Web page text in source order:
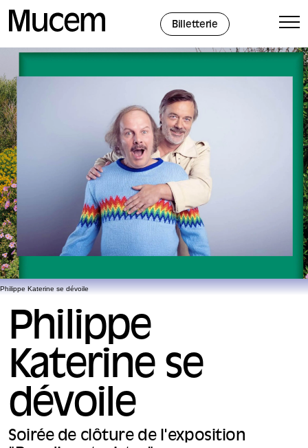
Billetterie
Philippe Katerine se dévoile
Philippe
Katerine se
dévoile
Soirée de clôture de l'exposition